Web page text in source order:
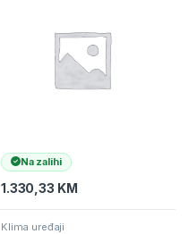
Na zalihi
1.330,33 KM
Klima uređaji